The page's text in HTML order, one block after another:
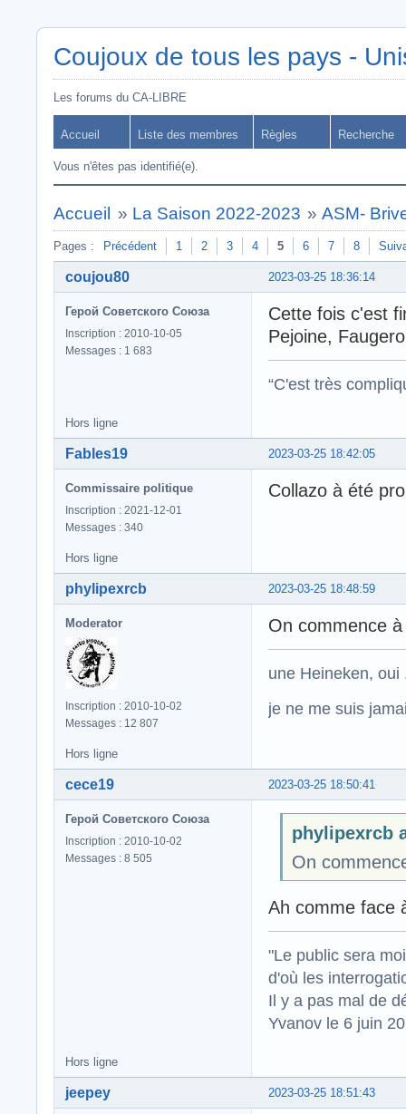
Coujoux de tous les pays -
Les forums du CA-LIBRE
Accueil Liste des membres Règles Recherche
Vous n'êtes pas identifié(e).
Accueil » La Saison 2022-2023 »ASM-
Pages : Précédent 1 2 3 4 5 6 7 8
2023-03-25 18:36:14
coujou80
Герой Советского Союза
Inscription : 2010-10-05
Messages : 1 683
Cette fois c'est
Pejoine,
“C'est très
Hors ligne
2023-03-25 18:42:05
Fables19
Commissaire politique
Inscription : 2021-12-01
Messages : 340
Collazo à été
Hors ligne
2023-03-25 18:48:59
phylipexrcb
Moderator
Inscription : 2010-10-02
Messages : 12 807
On commence
une Heineken,
je ne me suis
Hors ligne
2023-03-25 18:50:41
cece19
Герой Советского Союза
Inscription : 2010-10-02
Messages : 8 505
phylipexrcb
On
Ah comme face
"Le public sera
d'où les
Il y a pas mal de
Yvanov le 6 juin
Hors ligne
2023-03-25 18:51:43
jeepey